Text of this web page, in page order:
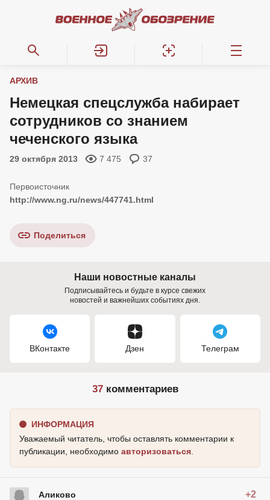
АРХИВ
Немецкая спецслужба набирает
сотрудников со знанием
чеченского языка
29 октября 2013 7 475 37
http://www.ng.ru/news/447741.html
Поделиться
Наши новостные каналы
Подписывайтесь и будьте в курсе свежих
новостей и важнейших событиях дня.
ВКонтакте Дзен Телеграм
37комментариев
ИНФОРМАЦИЯ
Уважаемый читатель, чтобы оставлять комментарии к
публикации, необходимо авторизоваться
Аликово +2